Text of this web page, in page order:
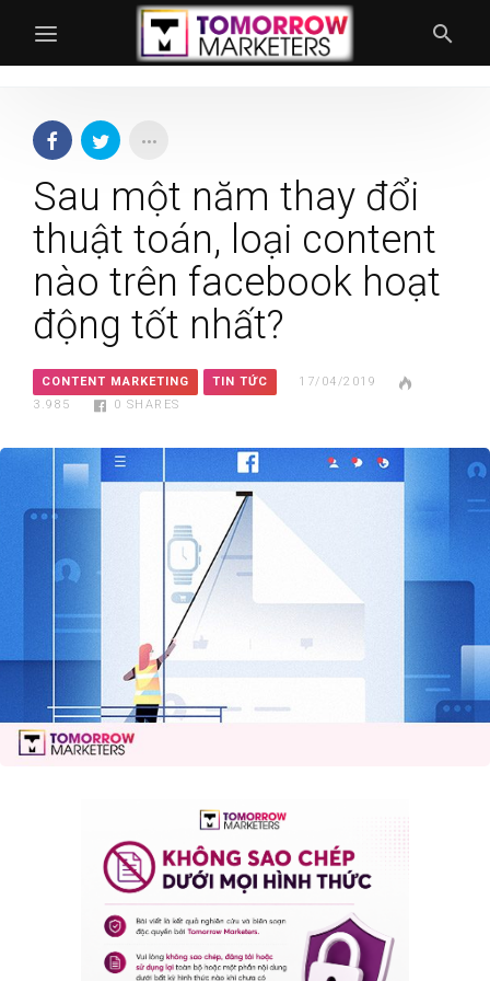
Sau một năm thay đổi
thuật toán, loại content
nào trên facebook hoạt
động tốt nhất?
CONTENT MARKETING TIN TỨC
17/04/2019
3.985
0 SHARES